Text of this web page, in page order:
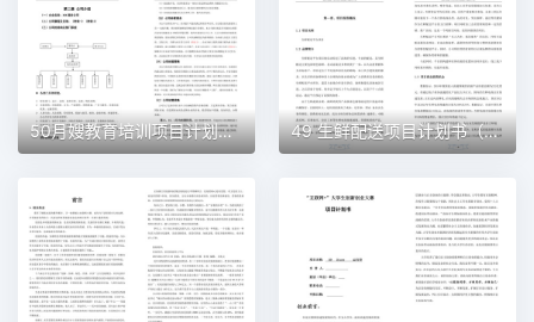
50月嫂教育培训项目计划书（word＋ppt配套）创业计划书word模板 49 生鲜配送项目计划书（word＋ppt配套）创业计划书word模板